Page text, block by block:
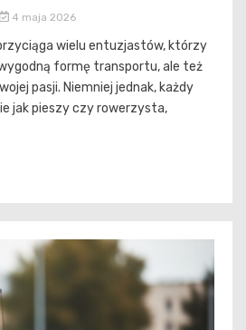
4 maja 2026
wielu entuzjastów, którzy
formę transportu, ale też
pasji. Niemniej jednak, każdy
jak pieszy czy rowerzysta,